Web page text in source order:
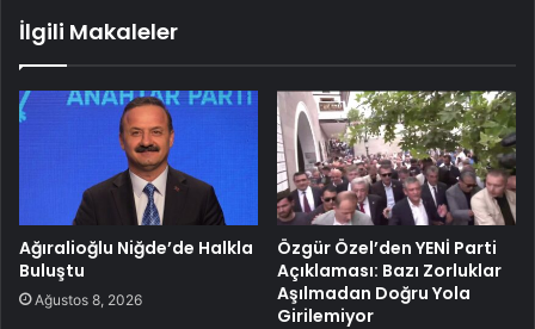
İlgili Makaleler
Ağıralioğlu Niğde’de Halkla
Buluştu
Ağustos 8, 2026
Özgür Özel’den YENİ Parti
Açıklaması: Bazı Zorluklar
Aşılmadan Doğru Yola
Girilemiyor